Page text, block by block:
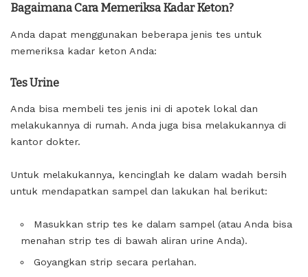
Bagaimana Cara Memeriksa Kadar Keton?
Anda dapat menggunakan beberapa jenis tes untuk
memeriksa kadar keton Anda:
Tes Urine
Anda bisa membeli tes jenis ini di apotek lokal dan
melakukannya di rumah. Anda juga bisa melakukannya di
kantor dokter.
Untuk melakukannya, kencinglah ke dalam wadah bersih
untuk mendapatkan sampel dan lakukan hal berikut:
Masukkan strip tes ke dalam sampel (atau Anda bisa
menahan strip tes di bawah aliran urine Anda).
Goyangkan strip secara perlahan.